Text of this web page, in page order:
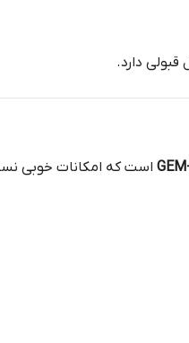
قبولی دارد.
است که امکانات خوبی